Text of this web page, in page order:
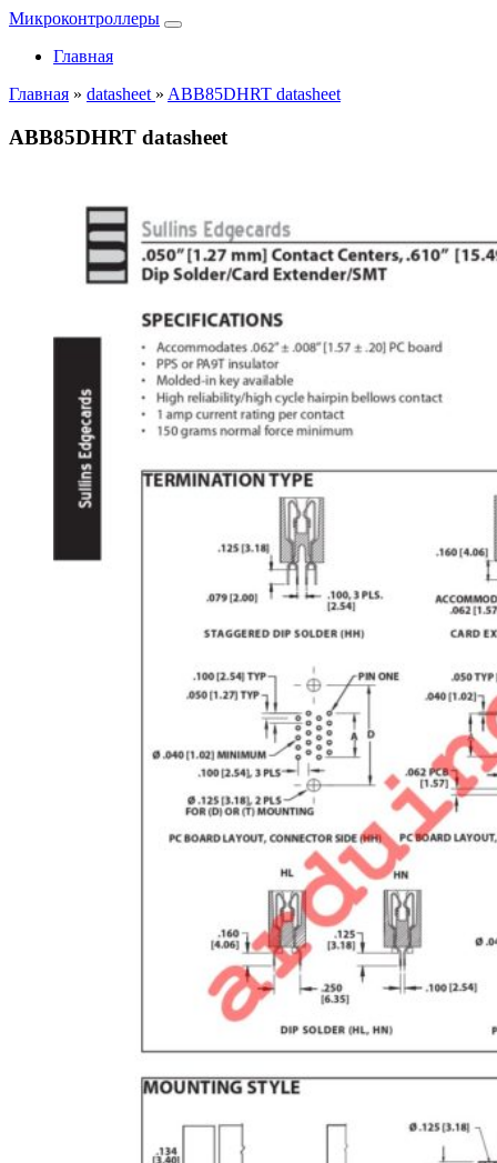
Микроконтроллеры
Главная
Главная » datasheet » ABB85DHRT datasheet
ABB85DHRT datasheet